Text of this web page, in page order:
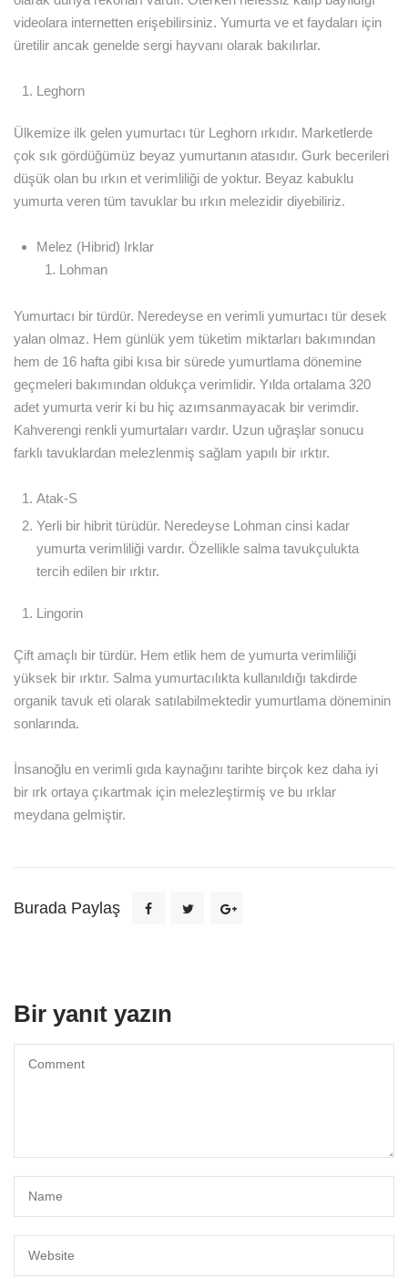
videolara internetten erişebilirsiniz. Yumurta ve et faydaları için
üretilir ancak genelde sergi hayvanı olarak bakılırlar.
Leghorn
Ülkemize ilk gelen yumurtacı tür Leghorn ırkıdır. Marketlerde
çok sık gördüğümüz beyaz yumurtanın atasıdır. Gurk becerileri
düşük olan bu ırkın et verimliliği de yoktur. Beyaz kabuklu
yumurta veren tüm tavuklar bu ırkın melezidir diyebiliriz.
Melez (Hibrid) Irklar
Lohman
Yumurtacı bir türdür. Neredeyse en verimli yumurtacı tür desek
yalan olmaz. Hem günlük yem tüketim miktarları bakımından
hem de 16 hafta gibi kısa bir sürede yumurtlama dönemine
geçmeleri bakımından oldukça verimlidir. Yılda ortalama 320
adet yumurta verir ki bu hiç azımsanmayacak bir verimdir.
Kahverengi renkli yumurtaları vardır. Uzun uğraşlar sonucu
farklı tavuklardan melezlenmiş sağlam yapılı bir ırktır.
Atak-S
Yerli bir hibrit türüdür. Neredeyse Lohman cinsi kadar
yumurta verimliliği vardır. Özellikle salma tavukçulukta
tercih edilen bir ırktır.
Lingorin
Çift amaçlı bir türdür. Hem etlik hem de yumurta verimliliği
yüksek bir ırktır. Salma yumurtacılıkta kullanıldığı takdirde
organik tavuk eti olarak satılabilmektedir yumurtlama döneminin
sonlarında.
İnsanoğlu en verimli gıda kaynağını tarihte birçok kez daha iyi
bir ırk ortaya çıkartmak için melezleştirmiş ve bu ırklar
meydana gelmiştir.
Burada Paylaş
Bir yanıt yazın